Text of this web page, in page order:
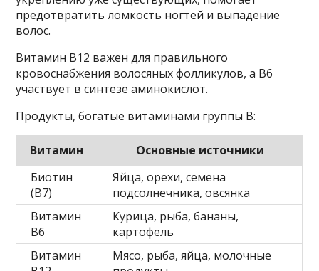
предотвратить ломкость ногтей и выпадение
волос.
Витамин В12 важен для правильного
кровоснабжения волосяных фолликулов, а В6
участвует в синтезе аминокислот.
Продукты, богатые витаминами группы В:
Витамин
Основные источники
Биотин
(В7)
Яйца, орехи, семена
подсолнечника, овсянка
Витамин
В6
Курица, рыба, бананы,
картофель
Витамин
Мясо, рыба, яйца, молочные